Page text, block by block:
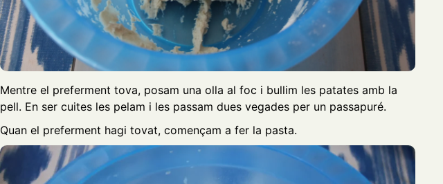
Mentre el preferment tova, posam una olla al foc i bullim les patates amb la
pell. En ser cuites les pelam i les passam dues vegades per un passapuré.
Quan el preferment hagi tovat, començam a fer la pasta.